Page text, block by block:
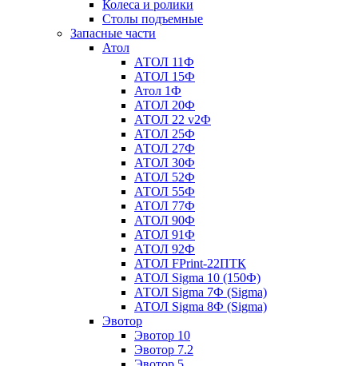
Колеса и ролики
Столы подъемные
Запасные части
Атол
АТОЛ 11Ф
АТОЛ 15Ф
Атол 1Ф
АТОЛ 20Ф
АТОЛ 22 v2Ф
АТОЛ 25Ф
АТОЛ 27Ф
АТОЛ 30Ф
АТОЛ 52Ф
АТОЛ 55Ф
АТОЛ 77Ф
АТОЛ 90Ф
АТОЛ 91Ф
АТОЛ 92Ф
АТОЛ FPrint-22ПТК
АТОЛ Sigma 10 (150Ф)
АТОЛ Sigma 7Ф (Sigma)
АТОЛ Sigma 8Ф (Sigma)
Эвотор
Эвотор 10
Эвотор 7.2